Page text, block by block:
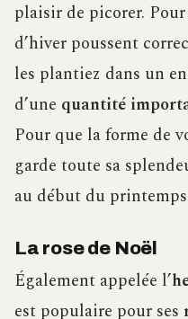
plaisir de picorer.
d’hiver poussent
les plantiez dans un
d’une quantité
Pour que la forme de
garde toute sa
au début du
La rose de Noël
Également appelée l’
est populaire pour ses